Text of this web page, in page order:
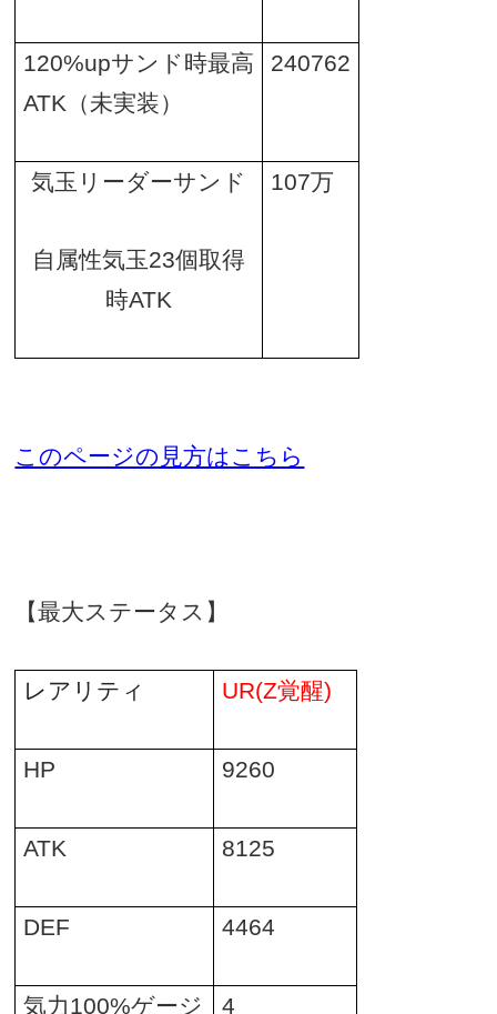
120%upサンド時最高
ATK （未実装）
240762
気玉リーダーサンド 107万
自属性気玉23個取得
時ATK
このページの見方はこちら
【最大ステータス】
レアリティ UR(Z覚醒)
HP 9260
ATK 8125
DEF 4464
気力100%ゲージ 4